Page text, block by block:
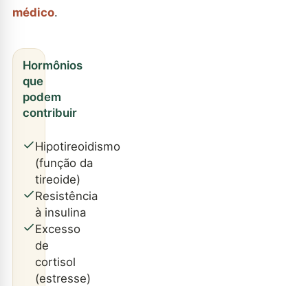
médico.
Hormônios
que
podem
contribuir
Hipotireoidismo
(função da
tireoide)
Resistência
à insulina
Excesso
de
cortisol
(estresse)